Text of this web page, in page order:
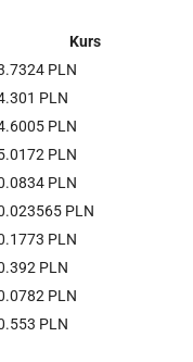
Kurs
PLN
PLN
PLN
PLN
PLN
PLN
PLN
PLN
PLN
PLN